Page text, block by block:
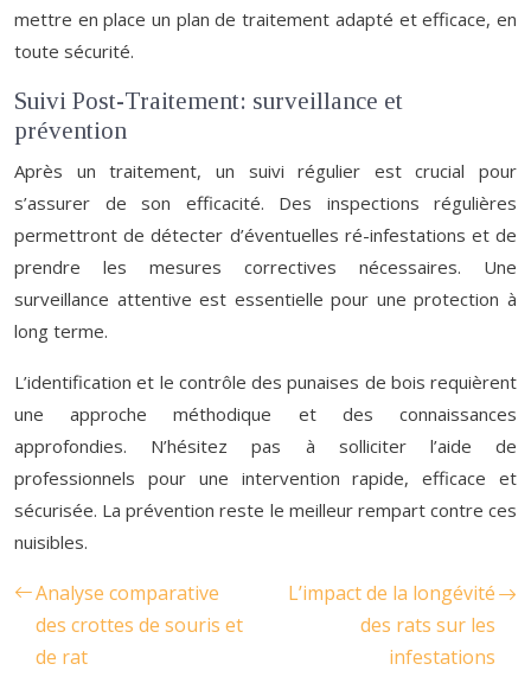
mettre en place un plan de traitement adapté et efficace, en
toute sécurité.
Suivi Post-Traitement: surveillance et
prévention
Après un traitement, un suivi régulier est crucial pour
s’assurer de son efficacité. Des inspections régulières
permettront de détecter d’éventuelles ré-infestations et de
prendre les mesures correctives nécessaires. Une
surveillance attentive est essentielle pour une protection à
long terme.
L’identification et le contrôle des punaises de bois requièrent
une approche méthodique et des connaissances
approfondies. N’hésitez pas à solliciter l’aide de
professionnels pour une intervention rapide, efficace et
sécurisée. La prévention reste le meilleur rempart contre ces
nuisibles.
Analyse comparative
des crottes de souris et
de rat
L’impact de la longévité
des rats sur les
infestations